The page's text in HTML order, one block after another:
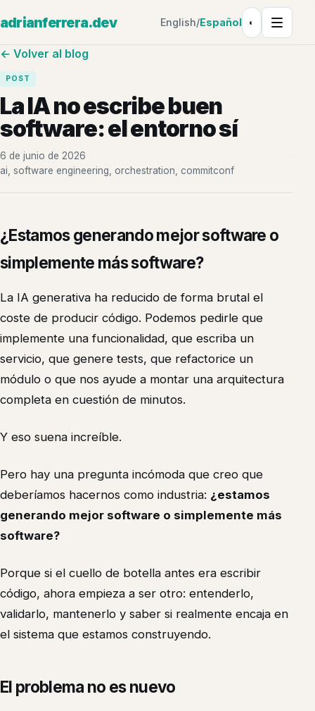
adrianferrera.dev English/Español ◐Tema: Claro
← Volver al blog
POST
La IA no escribe buen
software: el entorno sí
6 de junio de 2026
ai, software engineering, orchestration, commitconf
¿Estamos generando mejor software o
simplemente más software?
La IA generativa ha reducido de forma brutal el
coste de producir código. Podemos pedirle que
implemente una funcionalidad, que escriba un
servicio, que genere tests, que refactorice un
módulo o que nos ayude a montar una arquitectura
completa en cuestión de minutos.
Y eso suena increíble.
Pero hay una pregunta incómoda que creo que
deberíamos hacernos como industria: ¿estamos
generando mejor software o simplemente más
software?
Porque si el cuello de botella antes era escribir
código, ahora empieza a ser otro: entenderlo,
validarlo, mantenerlo y saber si realmente encaja en
el sistema que estamos construyendo.
El problema no es nuevo